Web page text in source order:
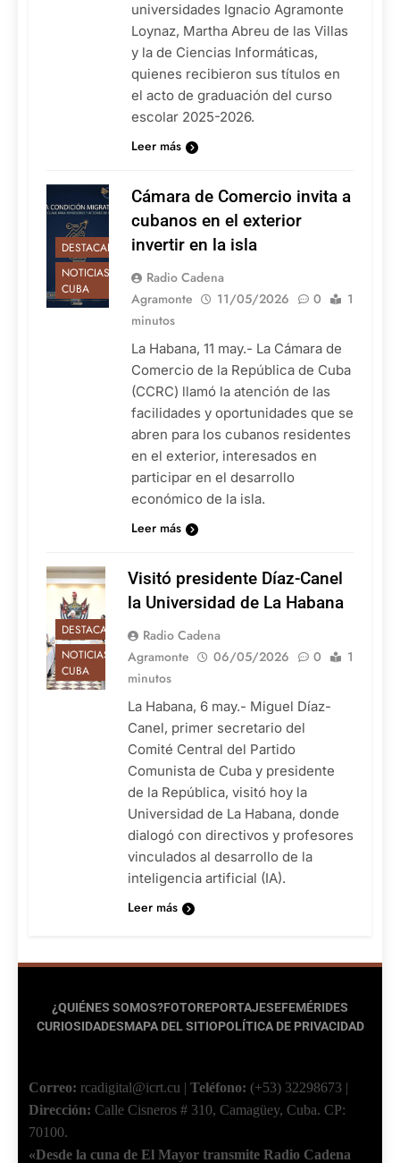
universidades Ignacio Agramonte
Loynaz, Martha Abreu de las Villas
y la de Ciencias Informáticas,
quienes recibieron sus títulos en
el acto de graduación del curso
escolar 2025-2026.
Leer más
DESTACADAS
NOTICIAS DE
CUBA
Cámara de Comercio invita a
cubanos en el exterior
invertir en la isla
Radio Cadena
Agramonte
11/05/2026 0
1
minutos
La Habana, 11 may.- La Cámara de
Comercio de la República de Cuba
(CCRC) llamó la atención de las
facilidades y oportunidades que se
abren para los cubanos residentes
en el exterior, interesados en
participar en el desarrollo
económico de la isla.
Leer más
DESTACADAS
NOTICIAS DE
CUBA
Visitó presidente Díaz-Canel
la Universidad de La Habana
Radio Cadena
Agramonte
06/05/2026 0
1
minutos
La Habana, 6 may.- Miguel Díaz-
Canel, primer secretario del
Comité Central del Partido
Comunista de Cuba y presidente
de la República, visitó hoy la
Universidad de La Habana, donde
dialogó con directivos y profesores
vinculados al desarrollo de la
inteligencia artificial (IA).
Leer más
¿QUIÉNES SOMOS?FOTOREPORTAJESEFEMÉRIDES
CURIOSIDADESMAPA DEL SITIOPOLÍTICA DE PRIVACIDAD
Correo: rcadigital@icrt.cu | Teléfono: (+53) 32298673 |
Dirección: Calle Cisneros # 310, Camagüey, Cuba. CP:
70100.
«Desde la cuna de El Mayor transmite Radio Cadena